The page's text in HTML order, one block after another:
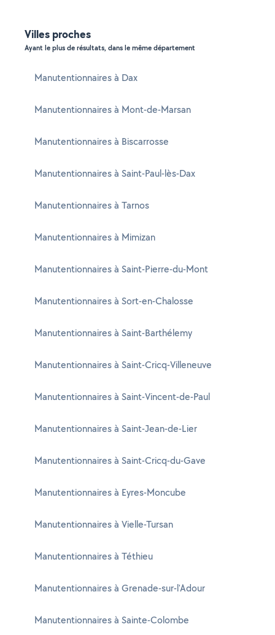
Villes proches
Ayant le plus de résultats, dans le même département
Manutentionnaires à Dax
Manutentionnaires à Mont-de-Marsan
Manutentionnaires à Biscarrosse
Manutentionnaires à Saint-Paul-lès-Dax
Manutentionnaires à Tarnos
Manutentionnaires à Mimizan
Manutentionnaires à Saint-Pierre-du-Mont
Manutentionnaires à Sort-en-Chalosse
Manutentionnaires à Saint-Barthélemy
Manutentionnaires à Saint-Cricq-Villeneuve
Manutentionnaires à Saint-Vincent-de-Paul
Manutentionnaires à Saint-Jean-de-Lier
Manutentionnaires à Saint-Cricq-du-Gave
Manutentionnaires à Eyres-Moncube
Manutentionnaires à Vielle-Tursan
Manutentionnaires à Téthieu
Manutentionnaires à Grenade-sur-l'Adour
Manutentionnaires à Sainte-Colombe